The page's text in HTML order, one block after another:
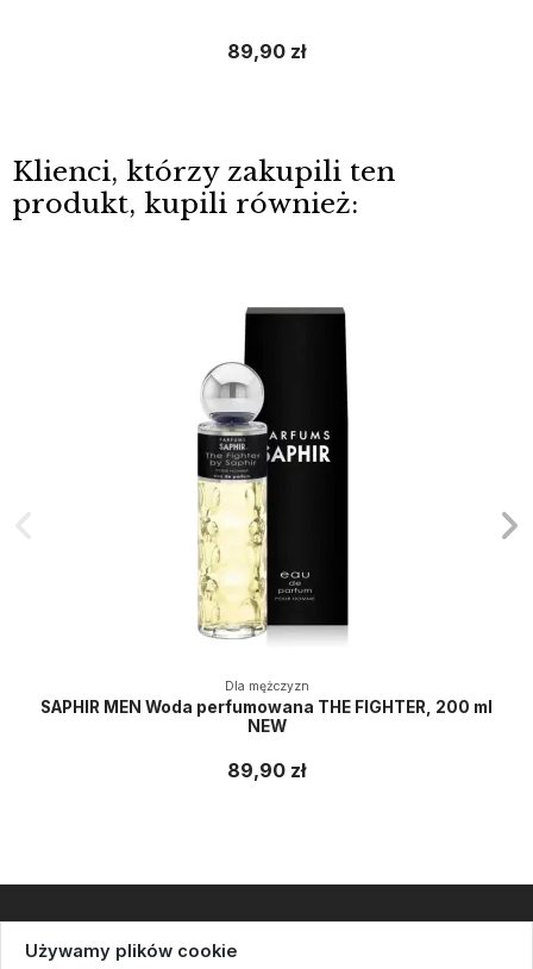
89,90 zł
Klienci, którzy zakupili ten
produkt, kupili również:
Dla mężczyzn
SAPHIR MEN Woda perfumowana THE FIGHTER, 200 ml
NEW
89,90 zł
Używamy plików cookie